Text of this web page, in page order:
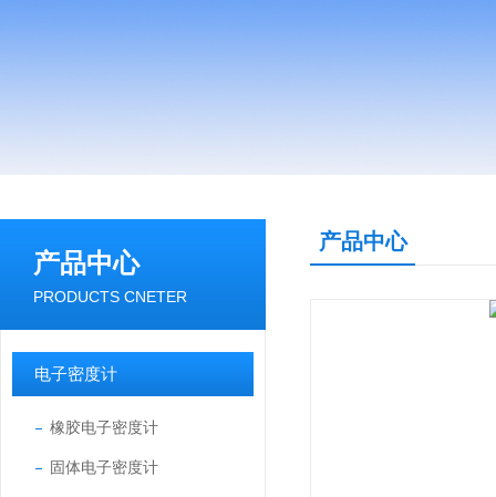
产品中心
PRODUCTS CNETER
电子密度计
橡胶电子密度计
固体电子密度计
产品中心